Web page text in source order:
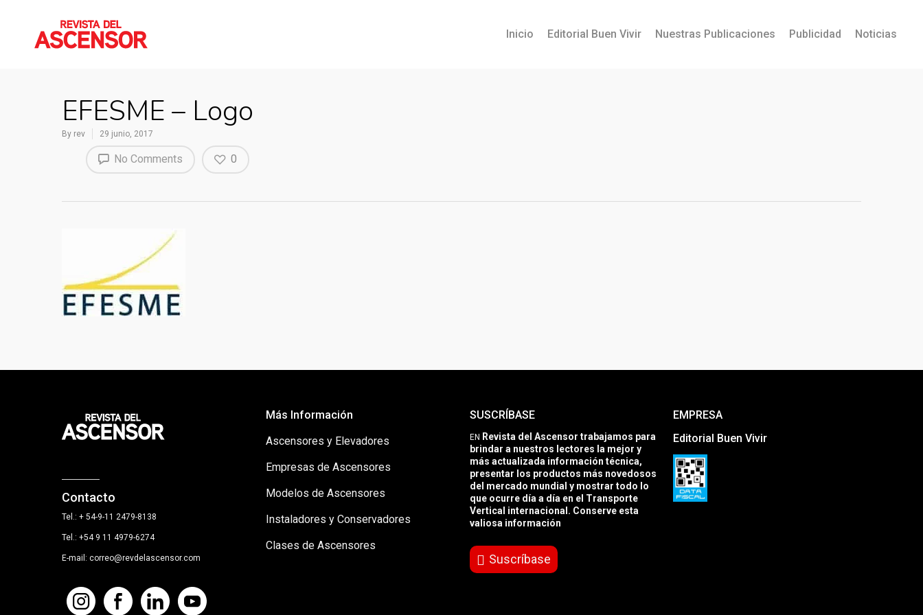
Inicio Editorial Buen Vivir Nuestras Publicaciones Publicidad Noticias
EFESME – Logo
By rev 29 junio, 2017
No Comments 0
Contacto
Tel.: + 54-9-11 2479-8138
Tel.: +54 9 11 4979-6274
E-mail: correo@revdelascensor.com
Más Información
Ascensores y Elevadores
Empresas de Ascensores
Modelos de Ascensores
Instaladores y Conservadores
Clases de Ascensores
SUSCRÍBASE
EN Revista del Ascensor trabajamos para
brindar a nuestros lectores la mejor y
más actualizada información técnica,
presentar los productos más novedosos
del mercado mundial y mostrar todo lo
que ocurre día a día en el Transporte
Vertical internacional. Conserve esta
valiosa información
Suscríbase
EMPRESA
Editorial Buen Vivir